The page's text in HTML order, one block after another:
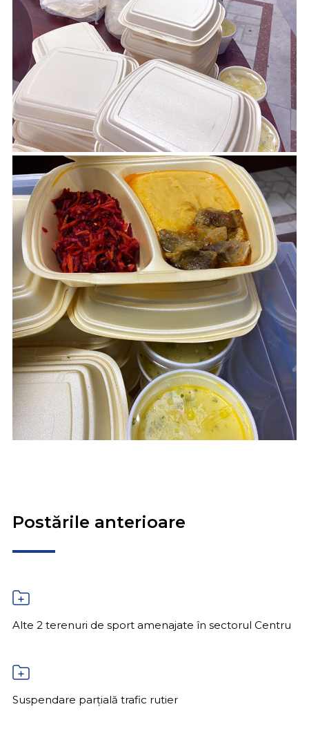
Postările anterioare
Alte 2 terenuri de sport amenajate în sectorul Centru
Suspendare parțială trafic rutier